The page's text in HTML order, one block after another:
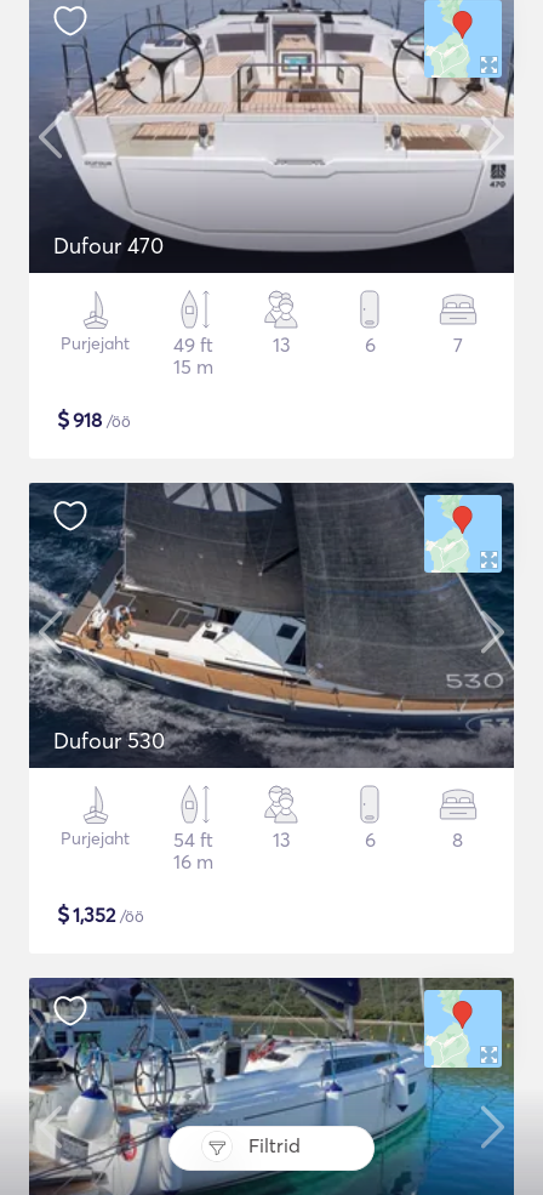
Filtrid
Dufour 470
Purjejaht
49 ft
15 m
13 6 7
$918 /öö
Dufour 530
Purjejaht
54 ft
16 m
13 6 8
$1,352/öö